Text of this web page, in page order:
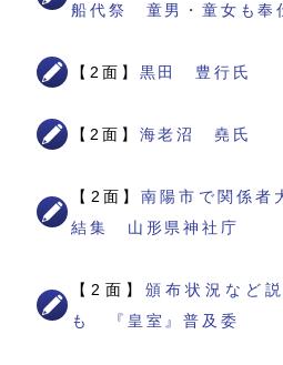
船代祭 童男・童女も奉
【2面】 黒田 豊行氏
【2面】 海老沼 堯氏
【2面】南陽市で関係
結集 山形県神社庁
【2面】 頒布状況など
も 『皇室』普及委